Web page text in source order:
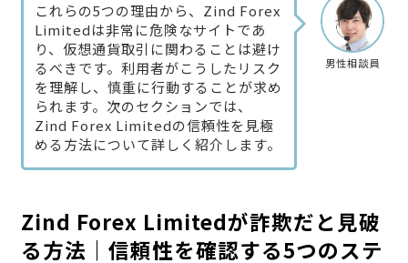
男性相談員
これらの5つの理由から、Zind Forex
Limitedは非常に危険なサイトであ
り、仮想通貨取引に関わることは避け
るべきです。利用者がこうしたリスク
を理解し、慎重に行動することが求め
られます。次のセクションでは、
Zind Forex Limitedの信頼性を見極
める方法について詳しく紹介します。
Zind Forex Limitedが詐欺だと見破
る方法｜信頼性を確認する5つのステ